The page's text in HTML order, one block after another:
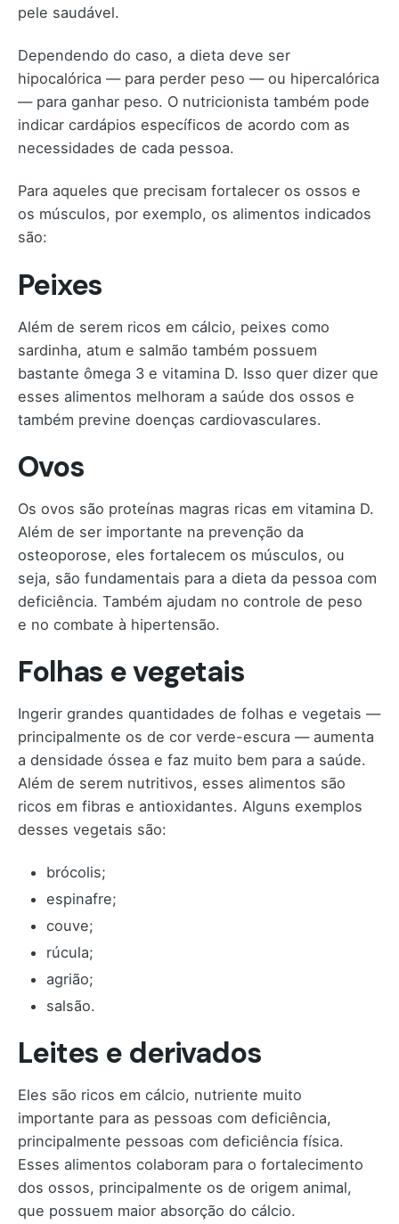
pele saudável.
Dependendo do caso, a dieta deve ser
hipocalórica — para perder peso — ou hipercalórica
— para ganhar peso. O nutricionista também pode
indicar cardápios específicos de acordo com as
necessidades de cada pessoa.
Para aqueles que precisam fortalecer os ossos e
os músculos, por exemplo, os alimentos indicados
são:
Peixes
Além de serem ricos em cálcio, peixes como
sardinha, atum e salmão também possuem
bastante ômega 3 e vitamina D. Isso quer dizer que
esses alimentos melhoram a saúde dos ossos e
também previne doenças cardiovasculares.
Ovos
Os ovos são proteínas magras ricas em vitamina D.
Além de ser importante na prevenção da
osteoporose, eles fortalecem os músculos, ou
seja, são fundamentais para a dieta da pessoa com
deficiência. Também ajudam no controle de peso
e no combate à hipertensão.
Folhas e vegetais
Ingerir grandes quantidades de folhas e vegetais —
principalmente os de cor verde-escura — aumenta
a densidade óssea e faz muito bem para a saúde.
Além de serem nutritivos, esses alimentos são
ricos em fibras e antioxidantes. Alguns exemplos
desses vegetais são:
brócolis;
espinafre;
couve;
rúcula;
agrião;
salsão.
Leites e derivados
Eles são ricos em cálcio, nutriente muito
importante para as pessoas com deficiência,
principalmente pessoas com deficiência física.
Esses alimentos colaboram para o fortalecimento
dos ossos, principalmente os de origem animal,
que possuem maior absorção do cálcio.